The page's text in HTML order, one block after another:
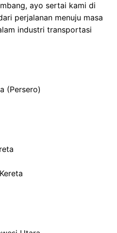
ayo sertai kami di
perjalanan menuju masa
industri transportasi
(Persero)